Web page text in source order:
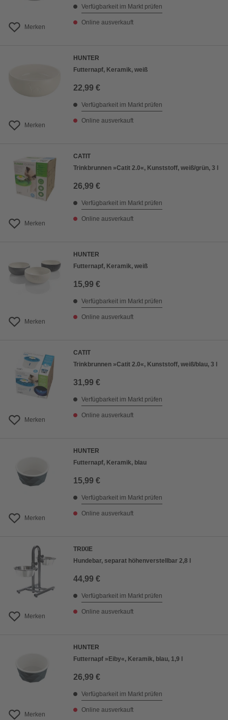
Merken
Verfügbarkeit im Markt prüfen
Online ausverkauft
Merken
HUNTER
Futternapf, Keramik, weiß
22,99 €
Verfügbarkeit im Markt prüfen
Online ausverkauft
Merken
CATIT
Trinkbrunnen »Catit 2.0«, Kunststoff, weiß/grün, 3 l
26,99 €
Verfügbarkeit im Markt prüfen
Online ausverkauft
Merken
HUNTER
Futternapf, Keramik, weiß
15,99 €
Verfügbarkeit im Markt prüfen
Online ausverkauft
Merken
CATIT
Trinkbrunnen »Catit 2.0«, Kunststoff, weiß/blau, 3 l
31,99 €
Verfügbarkeit im Markt prüfen
Online ausverkauft
Merken
HUNTER
Futternapf, Keramik, blau
15,99 €
Verfügbarkeit im Markt prüfen
Online ausverkauft
Merken
TRIXIE
Hundebar, separat höhenverstellbar 2,8 l
44,99 €
Verfügbarkeit im Markt prüfen
Online ausverkauft
Merken
HUNTER
Futternapf »Eiby«, Keramik, blau, 1,9 l
26,99 €
Verfügbarkeit im Markt prüfen
Online ausverkauft